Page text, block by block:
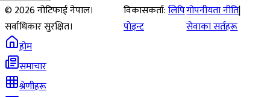
©2026नोटिफाई नेपाल।
सर्वाधिकार सुरक्षित।
विकासकर्ता:लिपि
पोइन्ट
गोपनीयता नीति|
सेवाका सर्तहरू
होम
समाचार
श्रेणीहरू